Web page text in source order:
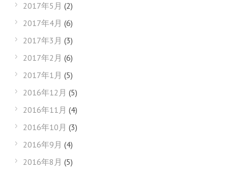
2017年5月 (2)
2017年4月 (6)
2017年3月 (3)
2017年2月 (6)
2017年1月 (5)
2016年12月 (5)
2016年11月 (4)
2016年10月 (3)
2016年9月 (4)
2016年8月 (5)